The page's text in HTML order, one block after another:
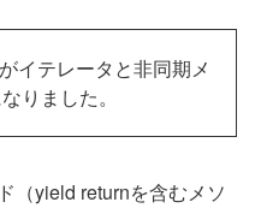
イテレータと非同期メ
りました。
（yield returnを含むメソ